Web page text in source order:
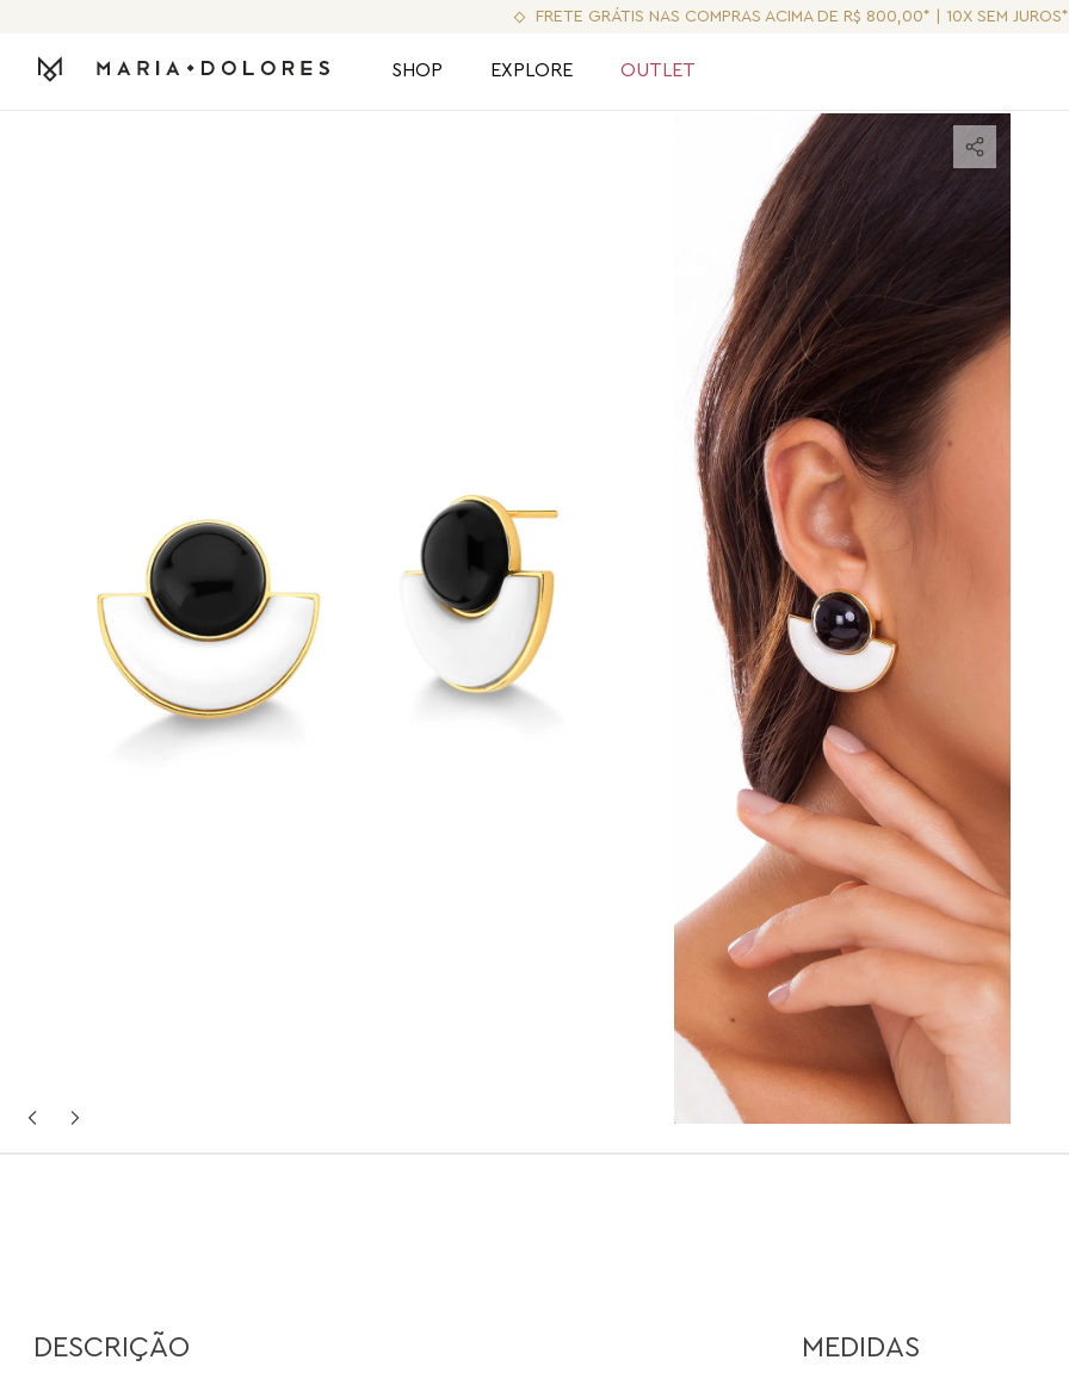
FRETE GRÁTIS NAS COMPRAS ACIMA DE R$ 800,00* | 10X SEM JUROS*
SHOP EXPLORE OUTLET
DESCRIÇÃO MEDIDAS